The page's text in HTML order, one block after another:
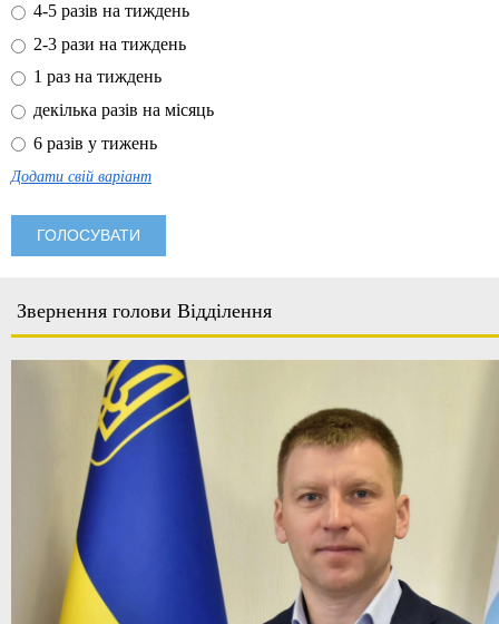
4-5 разів на тиждень
2-3 рази на тиждень
1 раз на тиждень
декілька разів на місяць
6 разів у тижень
Додати свій варіант
Звернення голови Відділення